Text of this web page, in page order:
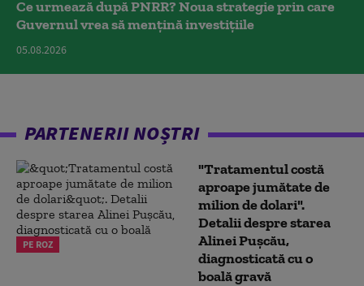
Ce urmează după PNRR? Noua strategie prin care
Guvernul vrea să mențină investițiile
05.08.2026
PARTENERII NOȘTRI
PE ROZ
"Tratamentul costă
aproape jumătate de
milion de dolari".
Detalii despre starea
Alinei Pușcău,
diagnosticată cu o
boală gravă